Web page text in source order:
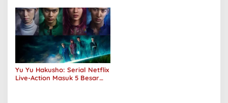
Yu Yu Hakusho: Serial Netflix
Live-Action Masuk 5 Besar